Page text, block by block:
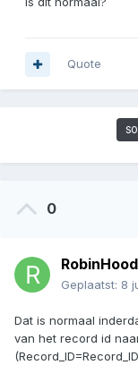
Quote
0
RobinHood
Geplaatst: 8
Dat is normaal
van het record id